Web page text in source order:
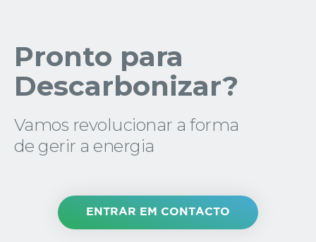
Pronto para
Descarbonizar?
Vamos revolucionar a forma
de gerir a energia
ENTRAR EM CONTACTO